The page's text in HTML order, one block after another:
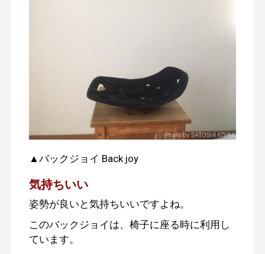
▲バックジョイ Back joy
気持ちいい
姿勢が良いと気持ちいいですよね。
このバックジョイは、椅子に座る時に利用し
ています。